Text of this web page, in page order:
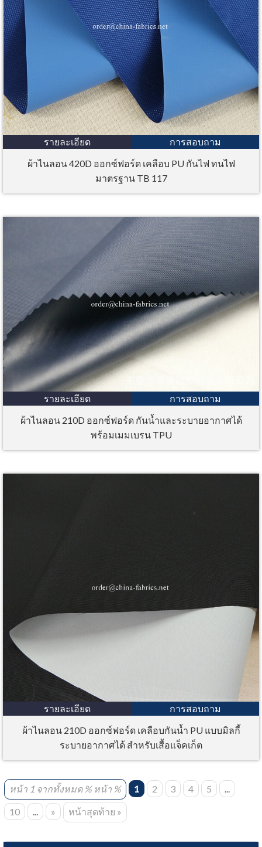
รายละเอียด
การสอบถาม
ผ้าไนลอน 420D ออกซ์ฟอร์ด เคลือบ PU กันไฟ ทนไฟ
มาตรฐาน TB 117
รายละเอียด
การสอบถาม
ผ้าไนลอน 210D ออกซ์ฟอร์ด กันน้ำและระบายอากาศได้
พร้อมเมมเบรน TPU
รายละเอียด
การสอบถาม
ผ้าไนลอน 210D ออกซ์ฟอร์ด เคลือบกันน้ำ PU แบบมิลกี้
ระบายอากาศได้ สำหรับเสื้อแจ็คเก็ต
หน้า 1 จากทั้งหมด % หน้า % 1 2 3 4 5 ...
10 ... » หน้าสุดท้าย »